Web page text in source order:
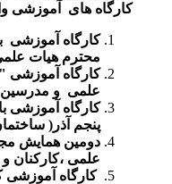
کارگاه های
آموزشی
کارگاه آموزشی
محترم هیات
کارگاه آموزشی "
علمی و مدرسین
کارگاه آموزشی
پنجم آذر(
دومین همایش
علمی ،کارکنان
کارگاه